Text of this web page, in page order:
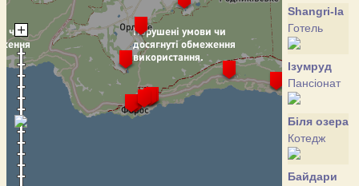
Shangri-la
Готель
Ізумруд
Пансіонат
Біля озера
Котедж
Байдари